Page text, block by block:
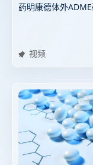
药明康德体外
视频